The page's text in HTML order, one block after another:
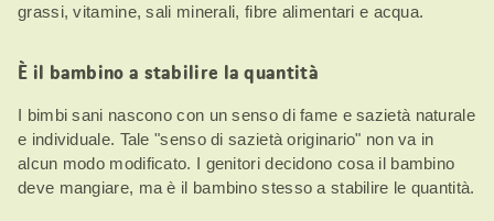
grassi, vitamine, sali minerali, fibre alimentari e acqua.
È il bambino a stabilire la quantità
I bimbi sani nascono con un senso di fame e sazietà naturale
e individuale. Tale "senso di sazietà originario" non va in
alcun modo modificato. I genitori decidono cosa il bambino
deve mangiare, ma è il bambino stesso a stabilire le quantità.